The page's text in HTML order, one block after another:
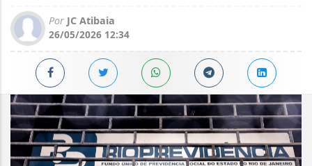
Por JC Atibaia
26/05/2026 12:34